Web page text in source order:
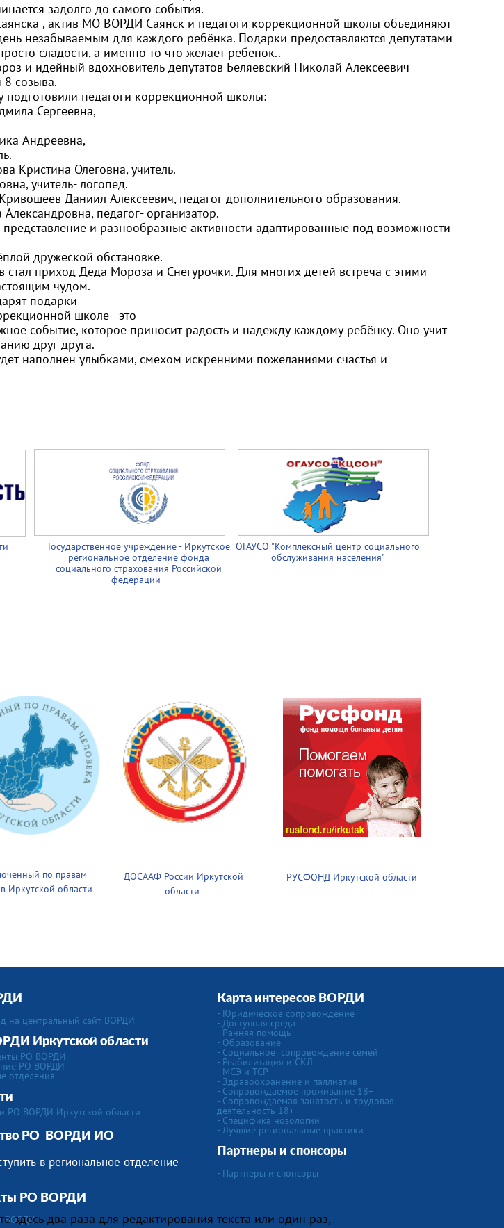
задолго до самого события.
, актив МО ВОРДИ Саянск и педагоги коррекционной школы объединяют
незабываемым для каждого ребёнка. Подарки предоставляются депутатами
сладости, а именно то что желает ребёнок..
и идейный вдохновитель депутатов Беляевский Николай Алексеевич
8 созыва.
подготовили педагоги коррекционной школы:
Сергеевна,
Андреевна,
Кристина Олеговна, учитель.
учитель- логопед.
Даниил Алексеевич, педагог дополнительного образования.
педагог- организатор.
и разнообразные активности адаптированные под возможности
дружеской обстановке.
приход Деда Мороза и Снегурочки. Для многих детей встреча с этими
чудом.
подарки
школе - это
событие, которое приносит радость и надежду каждому ребёнку. Оно учит
друг друга.
наполнен улыбками, смехом искренними пожеланиями счастья и
Государственное учреждение - Иркутское
региональное отделение фонда
социального страхования Российской
федерации
ОГАУСО "Комплексный центр социального
обслуживания населения"
по правам
Иркутской области
ДОСААФ России Иркутской
области
РУСФОНД Иркутской области
на центральный сайт ВОРДИ
Иркутской области
РО ВОРДИ
РО ВОРДИ
отделения
РО ВОРДИ Иркутской области
РО
ВОРДИ ИО
в региональное отделение
РО ВОРДИ
ВОРДИ
Карта интересов ВОРДИ
- Юридическое сопровождение
- Доступная среда
- Ранняя помощь
- Образование
- Социальное сопровождение семей
- Реабилитация и СКЛ
- МСЭ и ТСР
- Здравоохранение и паллиатив
- Сопровождаемое проживание 18+
- Сопровождаемая занятость и трудовая
деятельность 18+
- Специфика нозологий
- Лучшие региональные практики
Партнеры и спонсоры
- Партнеры и спонсоры
здесь два раза для редактирования текста или один раз,